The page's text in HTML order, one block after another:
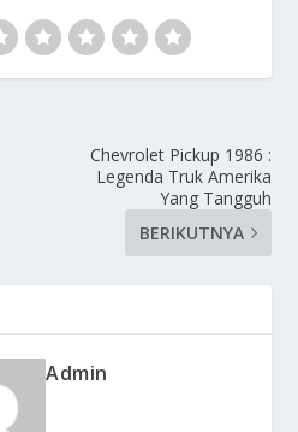
Chevrolet Pickup 1986 :
Legenda Truk Amerika
Yang Tangguh
BERIKUTNYA
Admin